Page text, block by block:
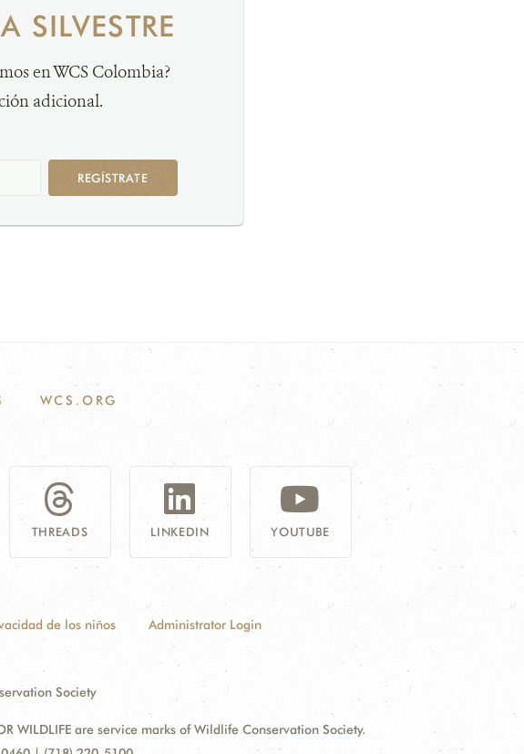
SILVESTRE
en WCS Colombia?
adicional.
REGÍSTRATE
WCS.ORG
THREADS LINKEDIN YOUTUBE
de los niños Administrator Login
Society
WILDLIFE are service marks of Wildlife Conservation Society.